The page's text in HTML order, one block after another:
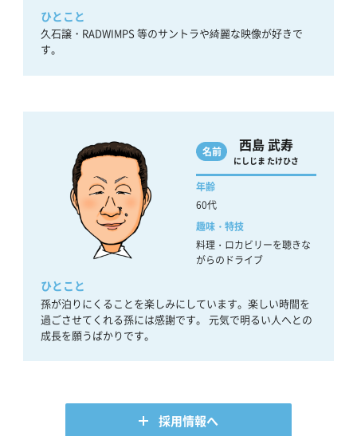
ひとこと
久石譲・RADWIMPS 等のサントラや綺麗な映像が好きで
す。
名前 西島 武寿
にしじま たけひさ
年齢
60代
趣味・特技
料理・ロカビリーを聴きな
がらのドライブ
ひとこと
孫が泊りにくることを楽しみにしています。楽しい時間を
過ごさせてくれる孫には感謝です。 元気で明るい人へとの
成長を願うばかりです。
採用情報へ